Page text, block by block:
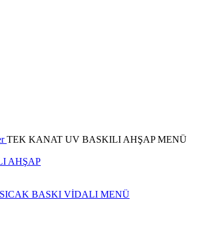
TEK KANAT UV BASKILI AHŞAP MENÜ
AHŞAP
BASKI VİDALI MENÜ